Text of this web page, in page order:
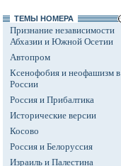
ТЕМЫ НОМЕРА
Признание независимости
Абхазии и Южной Осетии
Автопром
Ксенофобия и неофашизм в
России
Россия и Прибалтика
Исторические версии
Косово
Россия и Белоруссия
Израиль и Палестина